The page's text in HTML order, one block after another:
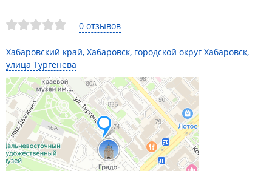
0 отзывов
Хабаровский край, Хабаровск, городской округ Хабаровск,
улица Тургенева